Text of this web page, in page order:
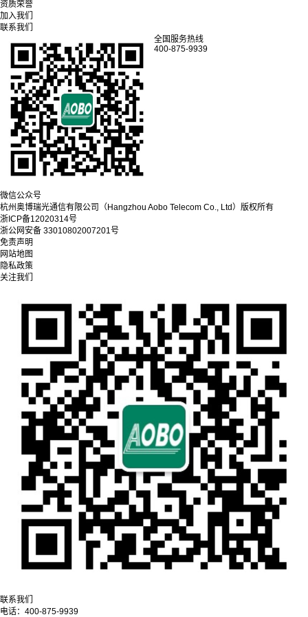
资质荣誉
加入我们
联系我们
微信公众号
全国服务热线
400-875-9939
杭州奥博瑞光通信有限公司（Hangzhou Aobo Telecom Co., Ltd） 版权所有
浙ICP备12020314号
浙公网安备 33010802007201号
免责声明
网站地图
隐私政策
关注我们
联系我们
电话： 400-875-9939